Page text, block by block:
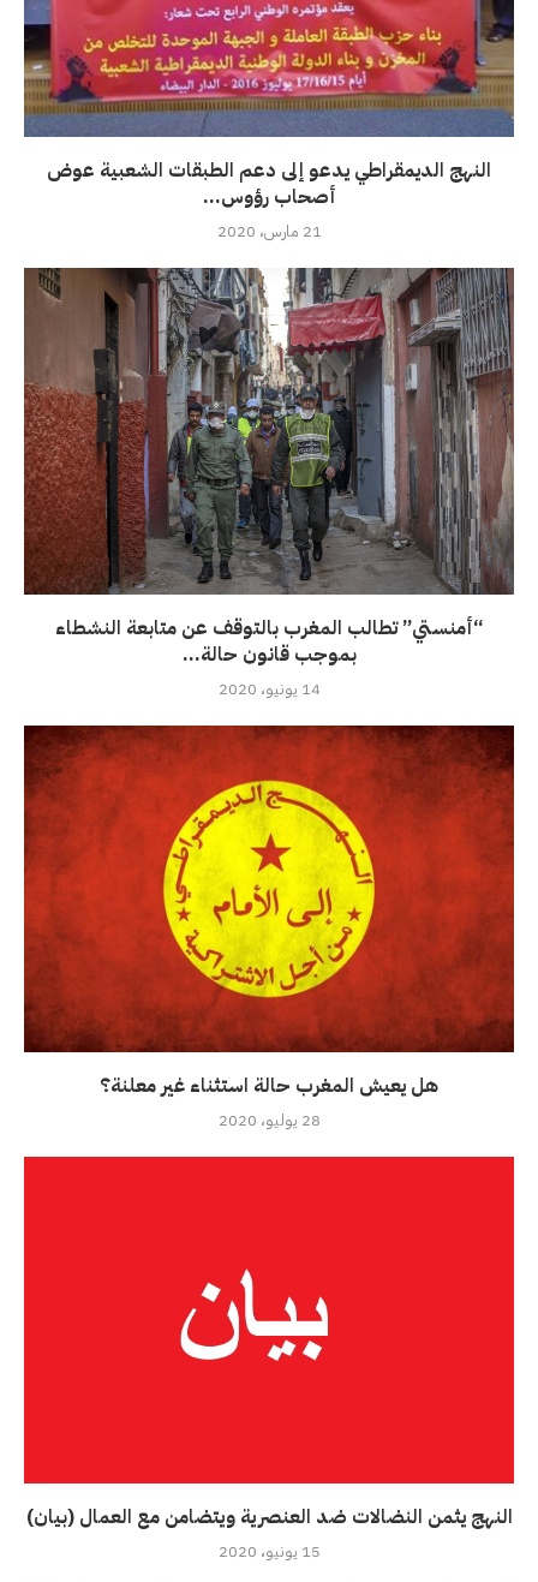
النهج الديمقراطي يدعو إلى دعم الطبقات الشعبية عوض
أصحاب رؤوس...
21 مارس، 2020
“أمنستي” تطالب المغرب بالتوقف عن متابعة النشطاء
بموجب قانون حالة...
14 يونيو، 2020
هل يعيش المغرب حالة استثناء غير معلنة؟
28 يوليو، 2020
النهج يثمن النضالات ضد العنصرية ويتضامن مع العمال (بيان)
15 يونيو، 2020